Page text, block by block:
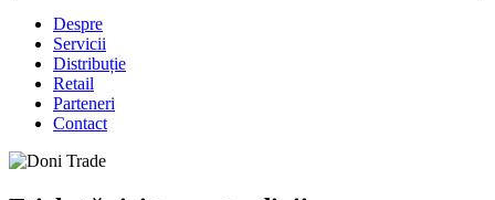
Despre
Servicii
Distribuție
Retail
Parteneri
Contact